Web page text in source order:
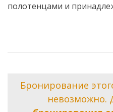
полотенцами и
Бронирование
невозможно.